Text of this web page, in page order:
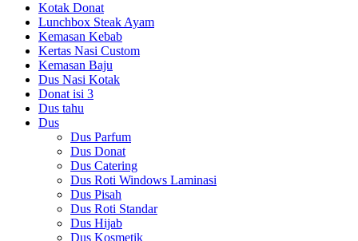
Kotak Donat
Lunchbox Steak Ayam
Kemasan Kebab
Kertas Nasi Custom
Kemasan Baju
Dus Nasi Kotak
Donat isi 3
Dus tahu
Dus
Dus Parfum
Dus Donat
Dus Catering
Dus Roti Windows Laminasi
Dus Pisah
Dus Roti Standar
Dus Hijab
Dus Kosmetik